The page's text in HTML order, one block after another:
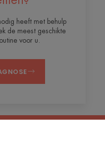
heeft met behulp
de meest geschikte
voor u.
vragen